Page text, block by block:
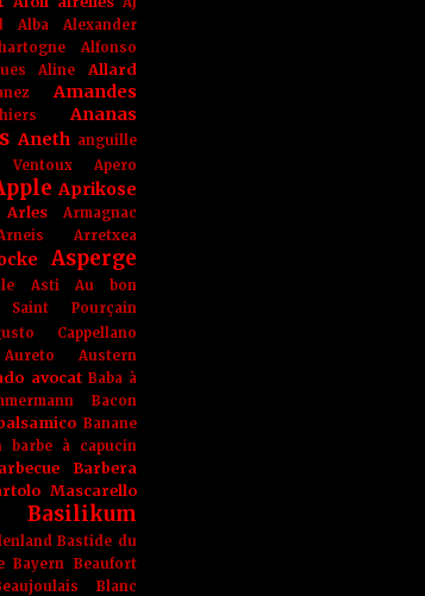
Alba
Alexander
Alfonso
Aline
Allard
Amandes
Ananas
Aneth anguille
Ventoux Apero
Aprikose
Arles
Armagnac
Arretxea
Asperge
Asti
Au bon
Pourçain
Cappellano
Aureto
Austern
avocat Baba à
Bacon
Banane
barbe à capucin
Barbera
Mascarello
Basilikum
Bastide du
Bayern Beaufort
Blanc